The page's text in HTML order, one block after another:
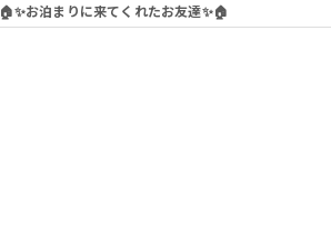
🏠✨️お泊まりに来てくれたお友達✨️🏠